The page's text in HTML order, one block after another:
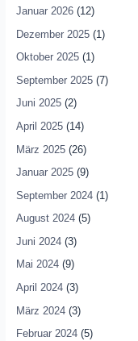
Januar 2026(12)
Dezember 2025(1)
Oktober 2025(1)
September 2025(7)
Juni 2025(2)
April 2025(14)
März 2025(26)
Januar 2025(9)
September 2024(1)
August 2024(5)
Juni 2024(3)
Mai 2024(9)
April 2024(3)
März 2024(3)
Februar 2024(5)